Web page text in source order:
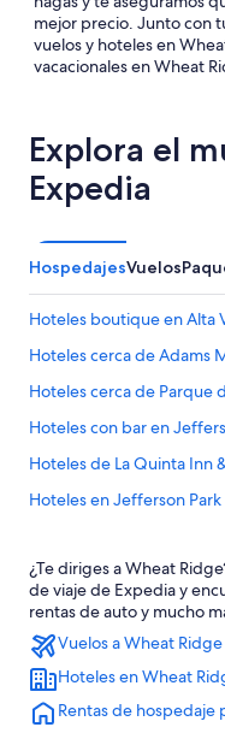
mejor precio. Junto con
vuelos y hoteles en
vacacionales en Wheat
Explora el
Expedia
HospedajesVuelos
Hoteles boutique en Alta
Hoteles cerca de Adams
Hoteles cerca de Parque
Hoteles con bar en
Hoteles de La Quinta Inn
Hoteles en Jefferson Park
B&B en Edgewater
Hoteles históricos en
Hoteles en Edgewater
Hoteles cerca de Estación
Hoteles en Berkeley
¿Te diriges a Wheat
de viaje de Expedia y
rentas de auto y mucho
Vuelos a Wheat Ridge
Hoteles en Wheat
Rentas de hospedaje